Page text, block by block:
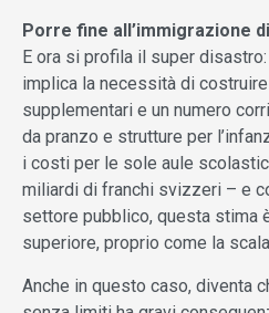
Porre fine all’immigrazione
E ora si profila il super
implica la necessità di
supplementari e un numero
da pranzo e strutture per
i costi per le sole aule
miliardi di franchi svizzeri – e
settore pubblico, questa stima
superiore, proprio come la
Anche in questo caso, diventa